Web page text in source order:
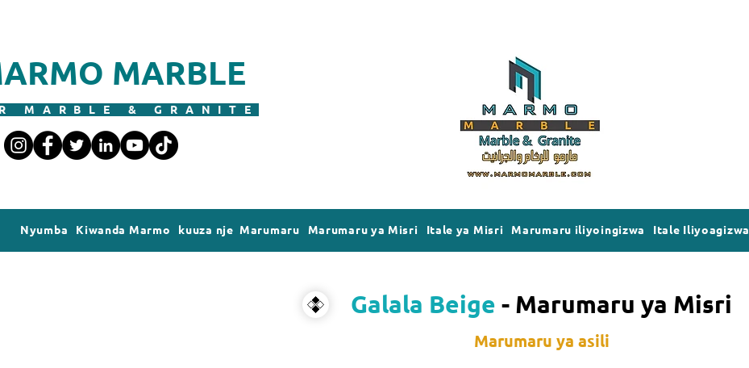
MARBLE
MARBLE & GRANITE
Nyumba Kiwanda Marmo kuuza nje Marumaru Marumaru ya Misri Itale ya Misri Marumaru iliyoingizwa Itale Iliyoagizwa
Galala Beige - Marumaru ya Misri
Marumaru ya asili